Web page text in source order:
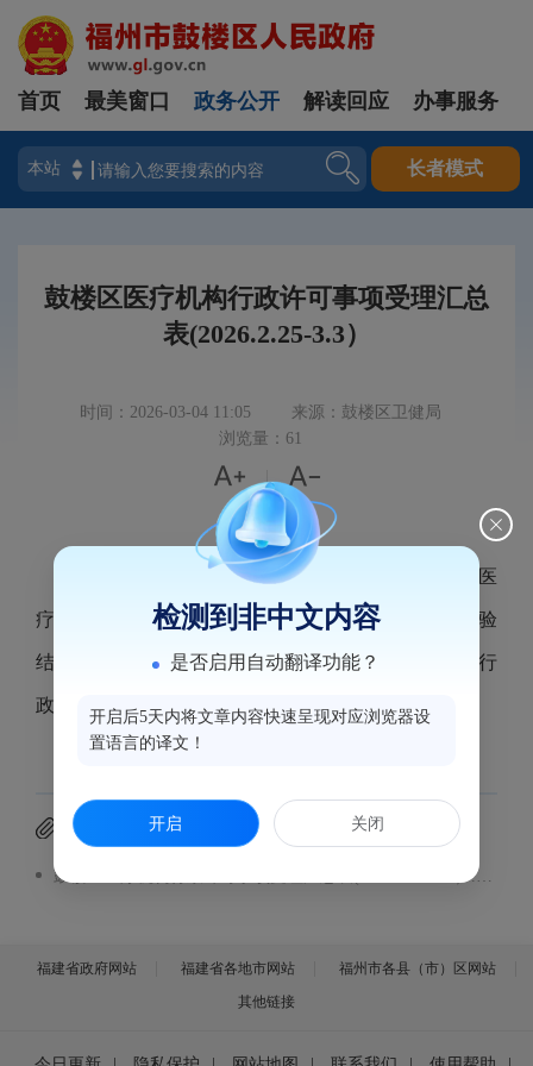
登录
首页 最美窗口 政务公开 解读回应 办事服务
长者模式
鼓楼区医疗机构行政许可事项受理汇总
表(2026.2.25-3.3）
时间：2026-03-04 11:05
来源：鼓楼区卫健局
浏览量：61
 
根据《医疗机构管理办法》第三十五条的规定，医
疗机构开业、迁移、更名、变更以及停业、歇业和校验
结果予以公示。现将2026年2月25日到2026年3月3日行
政受理事项汇总表予以公示。公示内容见附件。
附件下载
鼓楼区医疗机构行政许可事项受理汇总表(2026.2.25-3.3）.pdf
福建省政府网站 福建省各地市网站
福州市各县（市）区网站
其他链接
检测到非中文内容
是否启用自动翻译功能？
开启后5天内将文章内容快速呈现对应浏览器设
置语言的译文！
开启 关闭